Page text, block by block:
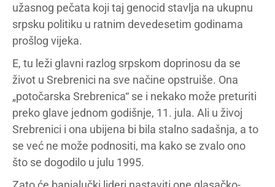
užasnog pečata koji taj genocid stavlja na ukupnu
srpsku politiku u ratnim devedesetim godinama
prošlog vijeka.
E, tu leži glavni razlog srpskom doprinosu da se
život u Srebrenici na sve načine opstruiše. Ona
„potočarska Srebrenica“ se i nekako može preturiti
preko glave jednom godišnje, 11. jula. Ali u živoj
Srebrenici i ona ubijena bi bila stalno sadašnja, a to
se već ne može podnositi, ma kako se zvalo ono
što se dogodilo u julu 1995.